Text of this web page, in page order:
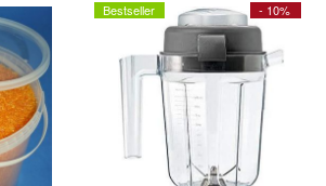
- 10%
Bestseller